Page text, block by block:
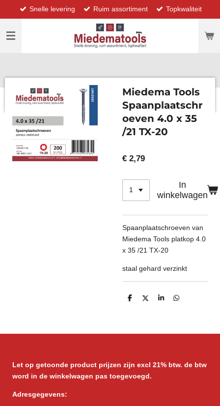
direct
naar
hoofdinhoud
Snelle levering Ruim assortiment Topkwaliteit
Miedema Tools
Spaanplaatschr
oeven 4.0 x 35
/21 TX-20
€ 2,79
In
winkelwagen
Spaanplaatschroeven van
Miedema Tools platkop 4.0
x 35 /21 TX-20
staal gehard verzinkt
D
D
S
D
Let op getoonde product prijzen zijn excl 21% btw. de btw
word in de winkelwagen pas toegevoegd.
Adresgegevens: